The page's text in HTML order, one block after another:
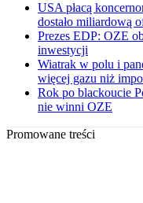
USA płacą
dostało miliardową
Prezes EDP: OZE
inwestycji
Wiatrak w polu i
więcej gazu niż
Rok po blackoucie
nie winni OZE
Promowane treści